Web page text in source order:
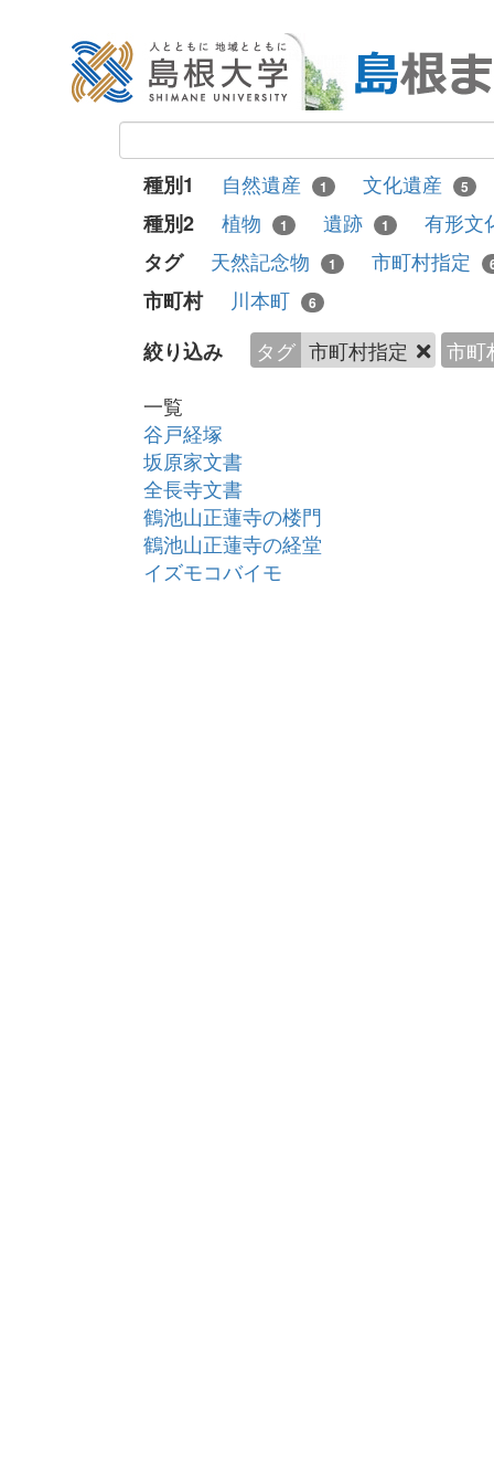
種別1 自然遺産 1 文化遺産 5
種別2 植物 1 遺跡 1
有形文
タグ
天然記念物 1 市町村指定
市町村 川本町 6
絞り込み タグ 市町村指定
市町
一覧
谷戸経塚
坂原家文書
全長寺文書
鶴池山正蓮寺の楼門
鶴池山正蓮寺の経堂
イズモコバイモ